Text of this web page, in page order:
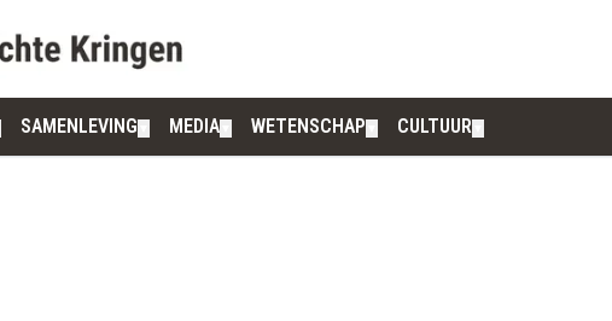
SAMENLEVING MEDIA WETENSCHAP CULTUUR